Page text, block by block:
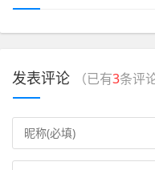
发表评论 （已有3条评论